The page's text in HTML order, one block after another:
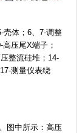
壳体；6、7-调整
压尾X端子；
整流硅堆；14-
测量仪表绕
图中所示：高压